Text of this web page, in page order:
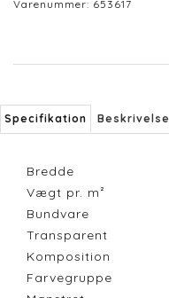
Varenummer: 653617
Specifikation Beskrivelse
Bredde
Vægt pr. m²
Bundvare
Transparent
Komposition
Farvegruppe